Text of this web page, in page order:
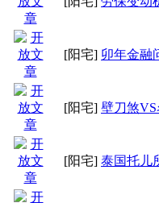
[阳宅] 卯年金融
[阳宅] 壁刀煞
[阳宅] 泰国托儿